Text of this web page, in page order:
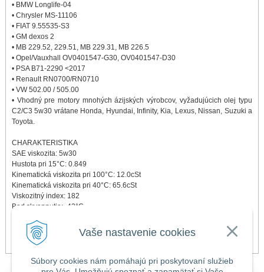
Vaše nastavenie cookies
Súbory cookies nám pomáhajú pri poskytovaní služieb
• BMW Longlife-04
• Chrysler MS-11106
• FIAT 9.55535-S3
• GM dexos 2
• MB 229.52, 229.51, MB 229.31, MB 226.5
• Opel/Vauxhall OV0401547-G30, OV0401547-D30
• PSA B71-2290 <2017
• Renault RN0700/RN0710
• VW 502.00 / 505.00
• Vhodný pre motory mnohých ázijských výrobcov, vyžadujúcich olej typu
C2/C3 5w30 vrátane Honda, Hyundai, Infinity, Kia, Lexus, Nissan, Suzuki a
Toyota.
CHARAKTERISTIKA
SAE viskozita: 5w30
Hustota pri 15°C: 0.849
Kinematická viskozita pri 100°C: 12.0cSt
Kinematická viskozita pri 40°C: 65.6cSt
Viskozitný index: 182
Bod skvapnutia: -42°C
HTHS: 3.5 mPa.s
TBN: 7.0 mg KOH/gm